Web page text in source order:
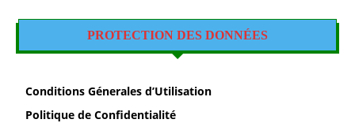
PROTECTION DES DONNÉES
Conditions Génerales d’Utilisation
Politique de Confidentialité